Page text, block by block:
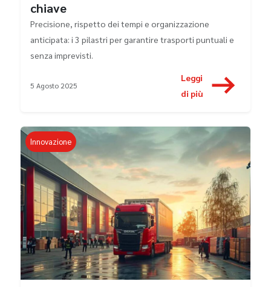
chiave
Precisione, rispetto dei tempi e organizzazione
anticipata: i 3 pilastri per garantire trasporti puntuali e
senza imprevisti.
5 Agosto 2025
Leggi
di più
Innovazione